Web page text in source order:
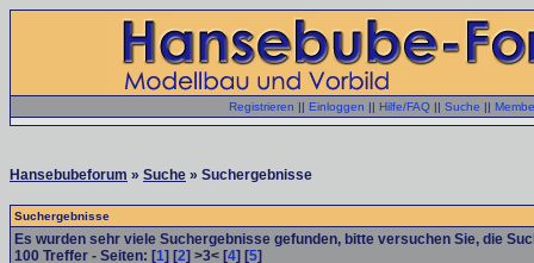
Registrieren || Einloggen || Hilfe/FAQ || Suche ||
Hansebubeforum » Suche » Suchergebnisse
Suchergebnisse
Es wurden sehr viele Suchergebnisse gefunden, bitte versuchen Sie, die
100 Treffer - Seiten: [1] [2] >3< [4] [5]